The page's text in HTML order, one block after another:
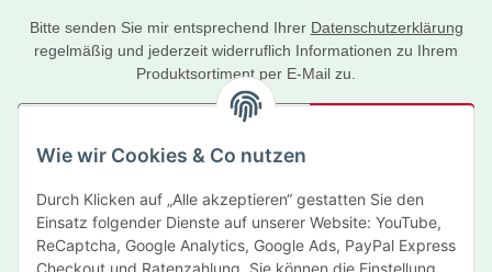
Wie wir Cookies & Co nutzen
Durch Klicken auf „Alle akzeptieren“ gestatten Sie den
Einsatz folgender Dienste auf unserer Website: YouTube,
ReCaptcha, Google Analytics, Google Ads, PayPal Express
Bitte senden Sie mir entsprechend Ihrer Datenschutzerklärung
regelmäßig und jederzeit widerruflich Informationen zu Ihrem
Produktsortiment per E-Mail zu.
Newsletter Abonnieren
Informationen
Gesetzliche Informationen